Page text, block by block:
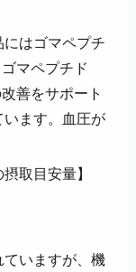
にはゴマペプチ
マペプチド
善をサポート
ます。血圧が
取目安量】
ていますが、機